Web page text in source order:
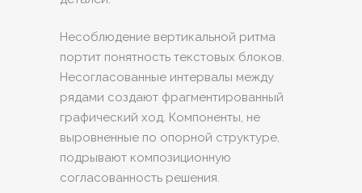
Несоблюдение вертикальной ритма
портит понятность текстовых блоков.
Несогласованные интервалы между
рядами создают фрагментированный
графический ход. Компоненты, не
выровненные по опорной структуре,
подрывают композиционную
согласованность решения.